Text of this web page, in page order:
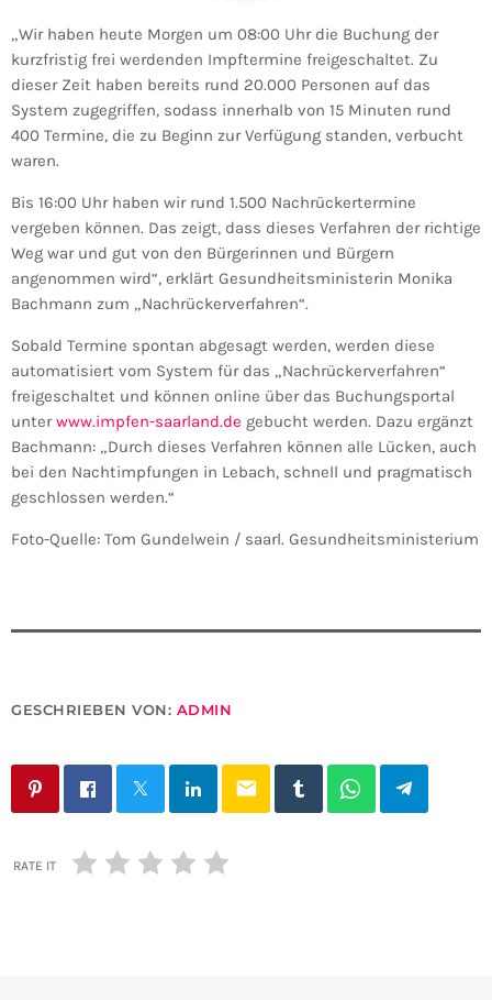
„Wir haben heute Morgen um 08:00 Uhr die Buchung der
kurzfristig frei werdenden Impftermine freigeschaltet. Zu
dieser Zeit haben bereits rund 20.000 Personen auf das
System zugegriffen, sodass innerhalb von 15 Minuten rund
400 Termine, die zu Beginn zur Verfügung standen, verbucht
waren.
Bis 16:00 Uhr haben wir rund 1.500 Nachrückertermine
vergeben können. Das zeigt, dass dieses Verfahren der richtige
Weg war und gut von den Bürgerinnen und Bürgern
angenommen wird“, erklärt Gesundheitsministerin Monika
Bachmann zum „Nachrückerverfahren“.
Sobald Termine spontan abgesagt werden, werden diese
automatisiert vom System für das „Nachrückerverfahren“
freigeschaltet und können online über das Buchungsportal
unterwww.impfen-saarland.de gebucht werden. Dazu ergänzt
Bachmann: „Durch dieses Verfahren können alle Lücken, auch
bei den Nachtimpfungen in Lebach, schnell und pragmatisch
geschlossen werden.“
Foto-Quelle: Tom Gundelwein / saarl. Gesundheitsministerium
GESCHRIEBEN VON: ADMIN
email
RATE IT